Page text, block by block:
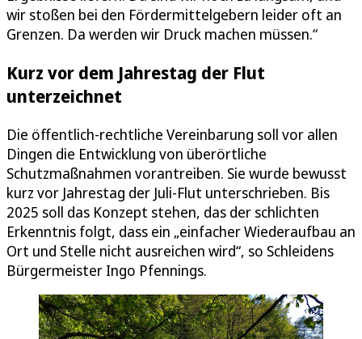
wir stoßen bei den Fördermittelgebern leider oft an
Grenzen. Da werden wir Druck machen müssen.“
Kurz vor dem Jahrestag der Flut
unterzeichnet
Die öffentlich-rechtliche Vereinbarung soll vor allen
Dingen die Entwicklung von überörtliche
Schutzmaßnahmen vorantreiben. Sie wurde bewusst
kurz vor Jahrestag der Juli-Flut unterschrieben. Bis
2025 soll das Konzept stehen, das der schlichten
Erkenntnis folgt, dass ein „einfacher Wiederaufbau an
Ort und Stelle nicht ausreichen wird“, so Schleidens
Bürgermeister Ingo Pfennings.